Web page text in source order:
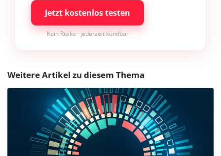
Jetzt kostenlos testen
Kein Risiko · jederzeit kündbar
Weitere Artikel zu diesem Thema